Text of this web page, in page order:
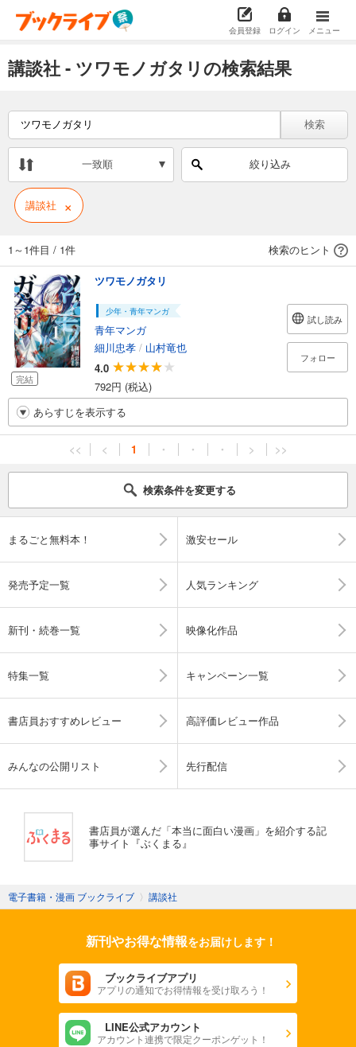
会員登録 ログイン メニュー
講談社 - ツワモノガタリの検索結果
検索
一致順 絞り込み
講談社 ×
1～1件目 / 1件 検索のヒント
完結
ツワモノガタリ
少年・青年マンガ
青年マンガ
細川忠孝 / 山村竜也
4.0
792円 (税込)
試し読み
フォロー
あらすじを表示する
<< < 1 ・ ・ ・ > >>
検索条件を変更する
まるごと無料本！ 激安セール
発売予定一覧 人気ランキング
新刊・続巻一覧 映像化作品
特集一覧 キャンペーン一覧
書店員おすすめレビュー 高評価レビュー作品
みんなの公開リスト 先行配信
書店員が選んだ「本当に面白い漫画」を紹介する記
事サイト『ぶくまる』
電子書籍・漫画 ブックライブ 〉 講談社
新刊やお得な情報をお届けします！
ブックライブアプリ
アプリの通知でお得情報を受け取ろう！
LINE公式アカウント
アカウント連携で限定クーポンゲット！